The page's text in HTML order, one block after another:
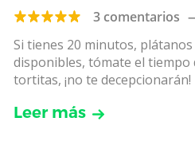
3 comentarios
Si tienes 20 minutos, plátanos
disponibles, tómate el tiempo
tortitas, ¡no te decepcionarán!
Leer más